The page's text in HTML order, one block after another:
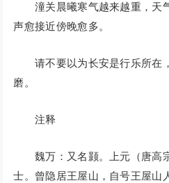
潼关晨曦寒气越来越重，天
声愈接近傍晚愈多。
请不要以为长安是行乐所在
磨。
注释
魏万：又名颢。上元（唐高
士。曾隐居王屋山，自号王屋山